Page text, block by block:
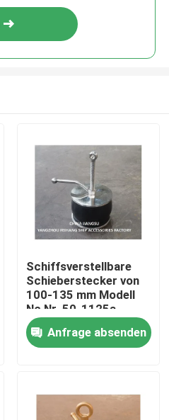
Schiffsverstellbare
Schieberstecker von
100-135 mm Modell
Nc Nr. 50-1125a
Abdeckplatte aus
Kupfer, Karosserie-
Kautschuk
Anfrage absenden